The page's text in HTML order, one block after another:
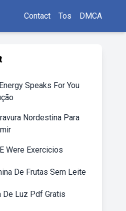
Contact Tos DMCA
Speaks For You
Nordestina Para
Were Exercicios
De Frutas Sem Leite
De Luz Pdf Gratis